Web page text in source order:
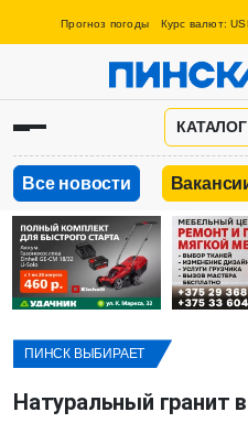
Прогноз погоды Курс валют:
КАТАЛОГ
Все новости
ПИНСК ВЫБИРАЕТ
Натуральный гранит